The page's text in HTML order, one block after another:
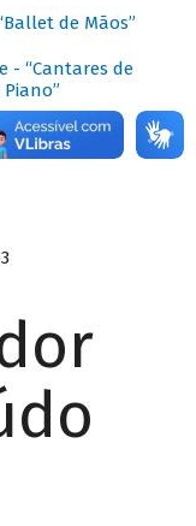
de Mãos”
- “Cantares de